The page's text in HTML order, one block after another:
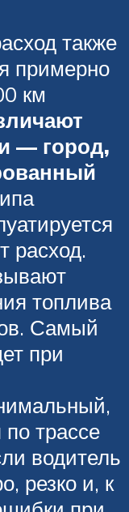
также
примерно
км
— город,
расход.
топлива
Самый
при
по трассе
водитель
резко и, к